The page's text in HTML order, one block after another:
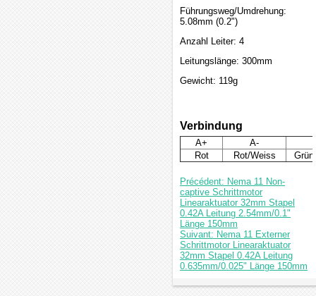
Führungsweg/Umdrehung:
5.08mm (0.2")
Anzahl Leiter: 4
Leitungslänge: 300mm
Gewicht: 119g
Verbindung
A+ A-
Rot
Rot/Weiss
Précédent: Nema 11 Non-
captive Schrittmotor
Linearaktuator 32mm Stapel
0.42A Leitung 2.54mm/0.1"
Länge 150mm
Suivant: Nema 11 Externer
Schrittmotor Linearaktuator
32mm Stapel 0.42A Leitung
0.635mm/0.025" Länge 150mm